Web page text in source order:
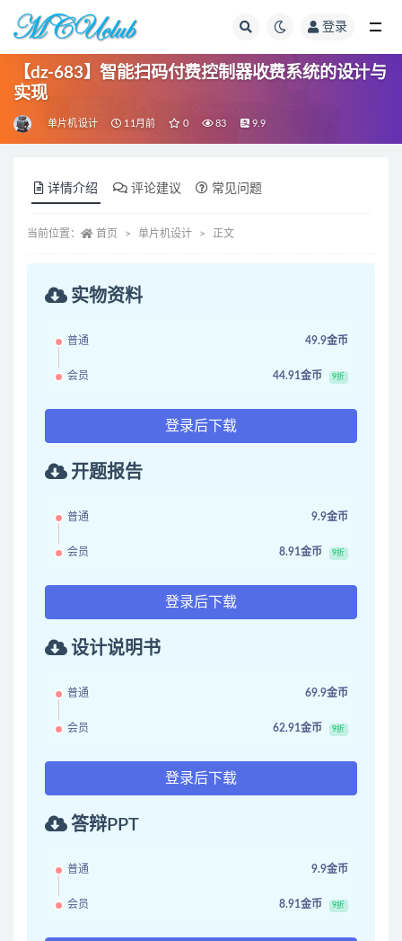
登录
【dz-683】智能扫码付费控制器收费系统的设计与
实现
单片机设计 11月前 0 83 9.9
详情介绍 评论建议 常见问题
当前位置： 首页 单片机设计 正文
实物资料
普通 49.9金币
会员 44.91金币 9折
登录后下载
开题报告
普通 9.9金币
会员 8.91金币 9折
登录后下载
设计说明书
普通 69.9金币
会员 62.91金币 9折
登录后下载
答辩PPT
普通 9.9金币
会员 8.91金币 9折